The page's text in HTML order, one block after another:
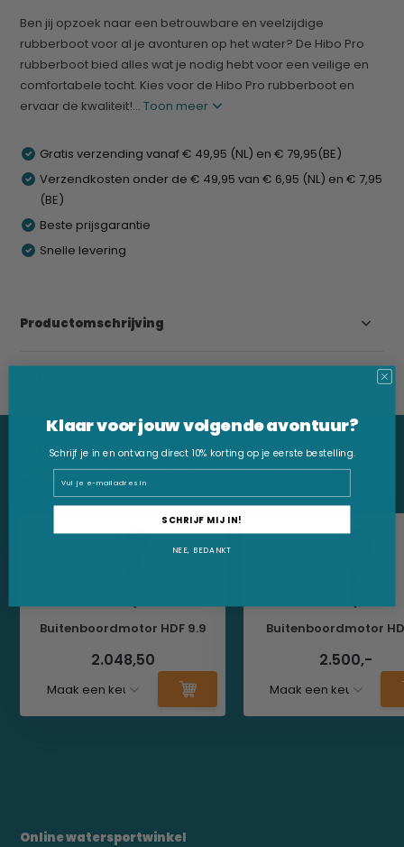
Ben jij opzoek naar een betrouwbare en veelzijdige
rubberboot voor al je avonturen op het water? De Hibo Pro
rubberboot bied alles wat je nodig hebt voor een veilige en
comfortabele tocht. Kies voor de Hibo Pro rubberboot en
ervaar de kwaliteit!...Toon meer
Gratis verzending vanaf € 49,95 (NL) en € 79,95(BE)
Verzendkosten onder de € 49,95 van € 6,95 (NL) en € 7,95
(BE)
Beste prijsgarantie
Snelle levering
Productomschrijving
WAT VIND JE HIERVAN?
Misschien vind je deze producten ook leuk:
Buitenboordmotor HDF 9.9
2.048,50
Buitenboordmotor
2.500,-
Online watersportwinkel
Klaar voor jouw volgende avontuur?
Schrijf je in en ontvang direct 10% korting op je eerste bestelling.
SCHRIJF MIJ IN!
NEE, BEDANKT